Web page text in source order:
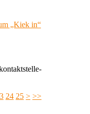
„Kiek in“
24 25 > >>